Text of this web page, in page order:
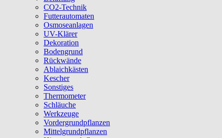
CO2-Technik
Futterautomaten
Osmoseanlagen
UV-Klärer
Dekoration
Bodengrund
Rückwände
Ablaichkästen
Kescher
Sonstiges
Thermometer
Schläuche
Werkzeuge
Vordergrundpflanzen
Mittelgrundpflanzen